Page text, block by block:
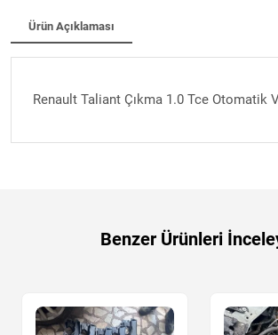
Ürün Açıklaması
Renault Taliant Çıkma 1.0 Tce Otomatik
Benzer Ürünleri